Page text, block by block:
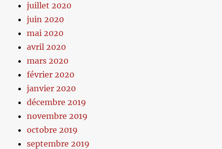
juillet 2020
juin 2020
mai 2020
avril 2020
mars 2020
février 2020
janvier 2020
décembre 2019
novembre 2019
octobre 2019
septembre 2019